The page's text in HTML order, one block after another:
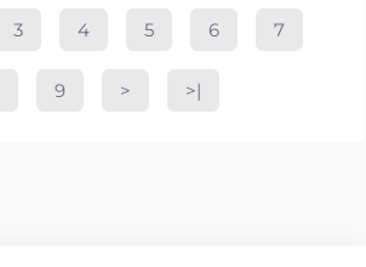
3 4 5 6 7
9 > >|